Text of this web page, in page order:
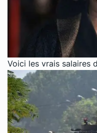
Voici les vrais salaires